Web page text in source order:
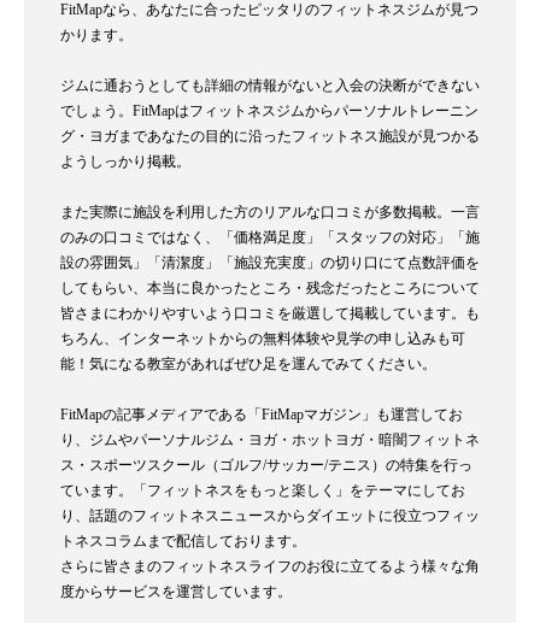
FitMapなら、あなたに合ったピッタリのフィットネスジムが見つ
かります。
ジムに通おうとしても詳細の情報がないと入会の決断ができない
でしょう。FitMapはフィットネスジムからパーソナルトレーニン
グ・ヨガまであなたの目的に沿ったフィットネス施設が見つかる
ようしっかり掲載。
また実際に施設を利用した方のリアルな口コミが多数掲載。一言
のみの口コミではなく、「価格満足度」「スタッフの対応」「施
設の雰囲気」「清潔度」「施設充実度」の切り口にて点数評価を
してもらい、本当に良かったところ・残念だったところについて
皆さまにわかりやすいよう口コミを厳選して掲載しています。も
ちろん、インターネットからの無料体験や見学の申し込みも可
能！気になる教室があればぜひ足を運んでみてください。
FitMapの記事メディアである「FitMapマガジン」も運営してお
り、ジムやパーソナルジム・ヨガ・ホットヨガ・暗闇フィットネ
ス・スポーツスクール（ゴルフ/サッカー/テニス）の特集を行っ
ています。「フィットネスをもっと楽しく」をテーマにしてお
り、話題のフィットネスニュースからダイエットに役立つフィッ
トネスコラムまで配信しております。
さらに皆さまのフィットネスライフのお役に立てるよう様々な角
度からサービスを運営しています。